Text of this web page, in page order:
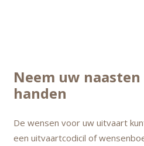
Neem uw
handen
De wensen voor uw uitvaart
een uitvaartcodicil of